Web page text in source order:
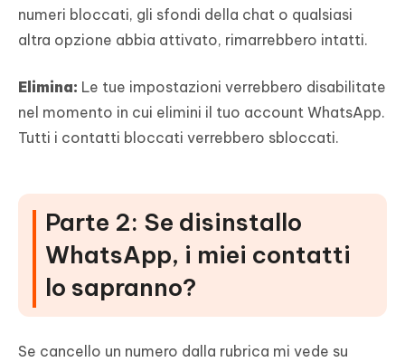
numeri bloccati, gli sfondi della chat o qualsiasi
altra opzione abbia attivato, rimarrebbero intatti.
Elimina: Le tue impostazioni verrebbero disabilitate
nel momento in cui elimini il tuo account WhatsApp.
Tutti i contatti bloccati verrebbero sbloccati.
Parte 2: Se disinstallo
WhatsApp, i miei contatti
lo sapranno?
Se cancello un numero dalla rubrica mi vede su